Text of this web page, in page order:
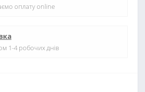
оплату online
1-4 робочих днів